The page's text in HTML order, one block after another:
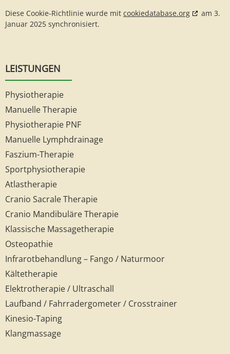
Diese Cookie-Richtlinie wurde mit cookiedatabase.org
am 3.
Januar 2025 synchronisiert.
LEISTUNGEN
Physiotherapie
Manuelle Therapie
Physiotherapie PNF
Manuelle Lymphdrainage
Faszium-Therapie
Sportphysiotherapie
Atlastherapie
Cranio Sacrale Therapie
Cranio Mandibuläre Therapie
Klassische Massagetherapie
Osteopathie
Infrarotbehandlung – Fango / Naturmoor
Kältetherapie
Elektrotherapie / Ultraschall
Laufband / Fahrradergometer / Crosstrainer
Kinesio-Taping
Klangmassage